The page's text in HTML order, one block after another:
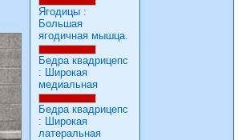
Ягодицы :
Большая
ягодичная мышца.
Бедра квадрицепс
: Широкая
медиальная
Бедра квадрицепс
: Широкая
латеральная